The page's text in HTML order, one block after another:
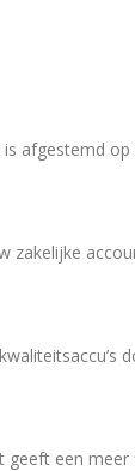
afgestemd
zakelijke
een